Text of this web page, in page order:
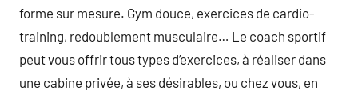
forme sur mesure. Gym douce, exercices de cardio-
training, redoublement musculaire… Le coach sportif
peut vous offrir tous types d’exercices, à réaliser dans
une cabine privée, à ses désirables, ou chez vous, en